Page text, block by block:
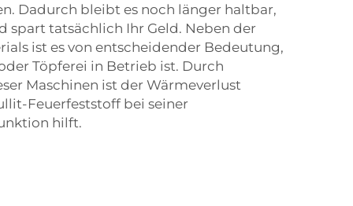
Dadurch bleibt es noch länger haltbar,
spart tatsächlich Ihr Geld. Neben der
ist es von entscheidender Bedeutung,
Töpferei in Betrieb ist. Durch
Maschinen ist der Wärmeverlust
Feuerfeststoff bei seiner
hilft.